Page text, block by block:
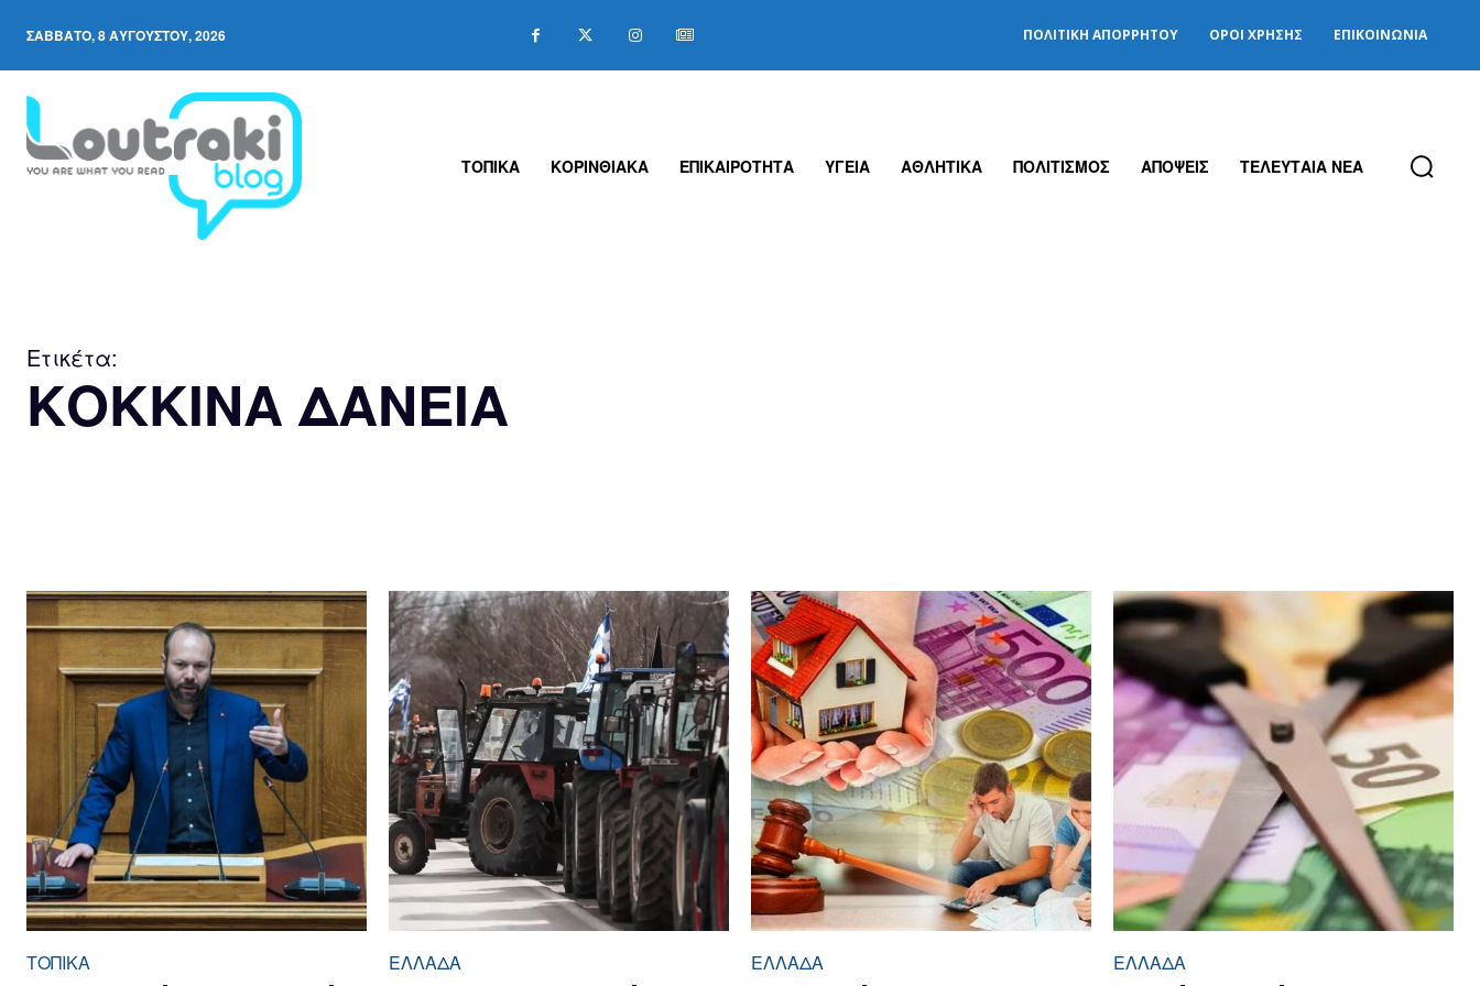
ΣΆΒΒΑΤΟ, 8 ΑΥΓΟΎΣΤΟΥ, 2026 ΠΟΛΙΤΙΚΉ ΑΠΟΡΡΉΤΟΥ ΌΡΟΙ ΧΡΉΣΗΣ ΕΠΙΚΟΙΝΩΝΊΑ
ΤΟΠΙΚΑ ΚΟΡΙΝΘΙΑΚΑ ΕΠΙΚΑΙΡΟΤΗΤΑ ΥΓΕΙΑ ΑΘΛΗΤΙΚΑ ΠΟΛΙΤΙΣΜΟΣ ΑΠΟΨΕΙΣ ΤΕΛΕΥΤΑΙΑ ΝΕΑ
Ετικέτα:
ΚΟΚΚΙΝΑ ΔΑΝΕΙΑ
ΤΟΠΙΚΑ ΕΛΛΆΔΑ ΕΛΛΆΔΑ ΕΛΛΆΔΑ